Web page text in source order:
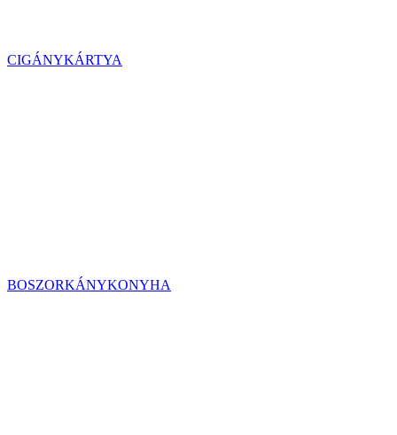
CIGÁNYKÁRTYA
BOSZORKÁNYKONYHA